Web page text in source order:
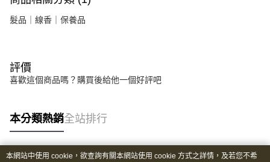
髮品｜線香｜保養品
評價
喜歡這個商品嗎？購買後給他一個好評吧
本分類熱銷全站排行
本網站中使用 cookie，欲查詢有關本網站使用 cookie 方式之詳情，及若您不希